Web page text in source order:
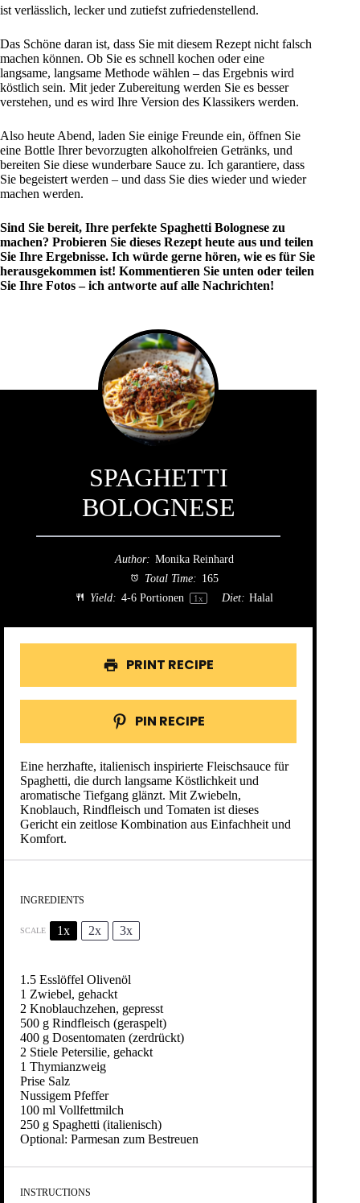
ist verlässlich, lecker und zutiefst zufriedenstellend.
Das Schöne daran ist, dass Sie mit diesem Rezept nicht falsch
machen können. Ob Sie es schnell kochen oder eine
langsame, langsame Methode wählen – das Ergebnis wird
köstlich sein. Mit jeder Zubereitung werden Sie es besser
verstehen, und es wird Ihre Version des Klassikers werden.
Also heute Abend, laden Sie einige Freunde ein, öffnen Sie
eine Bottle Ihrer bevorzugten alkoholfreien Getränks, und
bereiten Sie diese wunderbare Sauce zu. Ich garantiere, dass
Sie begeistert werden – und dass Sie dies wieder und wieder
machen werden.
Sind Sie bereit, Ihre perfekte Spaghetti Bolognese zu
machen? Probieren Sie dieses Rezept heute aus und teilen
Sie Ihre Ergebnisse. Ich würde gerne hören, wie es für Sie
herausgekommen ist! Kommentieren Sie unten oder teilen
Sie Ihre Fotos – ich antworte auf alle Nachrichten!
SPAGHETTI
BOLOGNESE
Author: Monika Reinhard
Total Time: 165
Yield: 4-6Portionen 1x Diet: Halal
PRINT RECIPE
PIN RECIPE
Eine herzhafte, italienisch inspirierte Fleischsauce für
Spaghetti, die durch langsame Köstlichkeit und
aromatische Tiefgang glänzt. Mit Zwiebeln,
Knoblauch, Rindfleisch und Tomaten ist dieses
Gericht ein zeitlose Kombination aus Einfachheit und
Komfort.
INGREDIENTS
SCALE 1x 2x 3x
1.5 Esslöffel Olivenöl
1 Zwiebel, gehackt
2 Knoblauchzehen, gepresst
500 g Rindfleisch (geraspelt)
400 g Dosentomaten (zerdrückt)
2 Stiele Petersilie, gehackt
1 Thymianzweig
Prise Salz
Nussigem Pfeffer
100 ml Vollfettmilch
250 g Spaghetti (italienisch)
Optional: Parmesan zum Bestreuen
INSTRUCTIONS